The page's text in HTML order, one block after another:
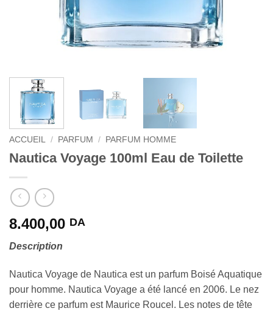
ACCUEIL / PARFUM / PARFUM HOMME
Nautica Voyage 100ml Eau de Toilette
8.400,00 DA
Description
Nautica Voyage de Nautica est un parfum Boisé Aquatique
pour homme. Nautica Voyage a été lancé en 2006. Le nez
derrière ce parfum est Maurice Roucel. Les notes de tête